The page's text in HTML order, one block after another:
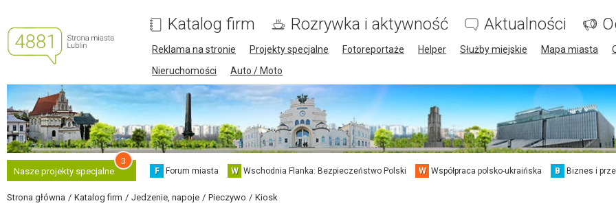
Katalog firm Rozrywka i aktywność Aktualności
Reklama na stronie Projekty specjalne Fotoreportaże Helper Służby miejskie Mapa miasta
Nieruchomości
Auto / Moto
Nasze projekty specjalne
3
F Forum miasta W Wschodnia Flanka: Bezpieczeństwo Polski W Współpraca polsko-ukraińska B Biznes i
Strona główna Katalog firm Jedzenie, napoje Pieczywo Kiosk